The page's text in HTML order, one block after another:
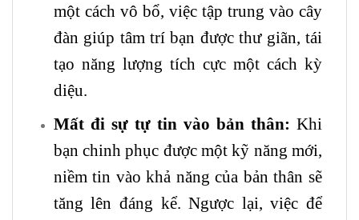
một cách vô bổ, việc tập trung vào cây
đàn giúp tâm trí bạn được thư giãn, tái
tạo năng lượng tích cực một cách kỳ
diệu.
Mất đi sự tự tin vào bản thân: Khi
bạn chinh phục được một kỹ năng mới,
niềm tin vào khả năng của bản thân sẽ
tăng lên đáng kể. Ngược lại, việc để